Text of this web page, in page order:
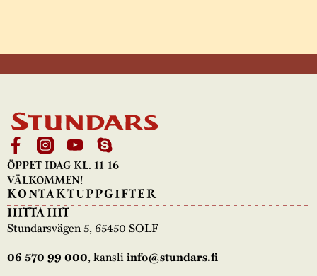
ÖPPET IDAG KL. 11-16
VÄLKOMMEN!
KONTAKTUPPGIFTER
HITTA HIT
Stundarsvägen 5, 65450 SOLF
06 570 99 000, kansliinfo@stundars.fi